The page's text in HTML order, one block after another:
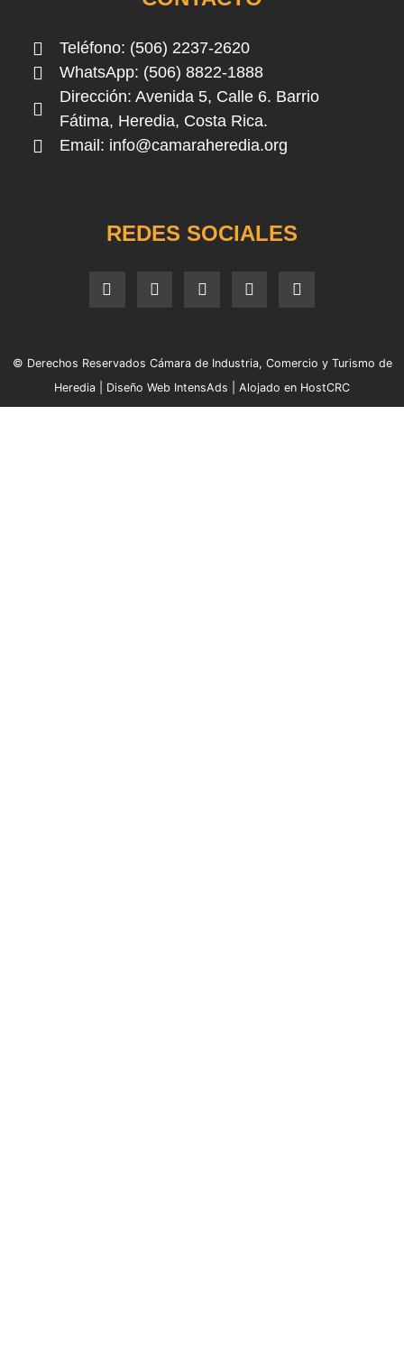
Teléfono: (506) 2237-2620
WhatsApp: (506) 8822-1888
Dirección: Avenida 5, Calle 6. Barrio
Fátima, Heredia, Costa Rica.
Email: info@camaraheredia.org
REDES SOCIALES
© Derechos Reservados Cámara de Industria, Comercio y Turismo de
Heredia | Diseño Web IntensAds Alojado en HostCRC